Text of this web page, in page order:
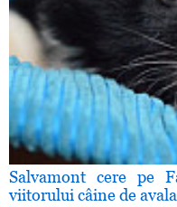
Salvamont cere pe
viitorului câine de